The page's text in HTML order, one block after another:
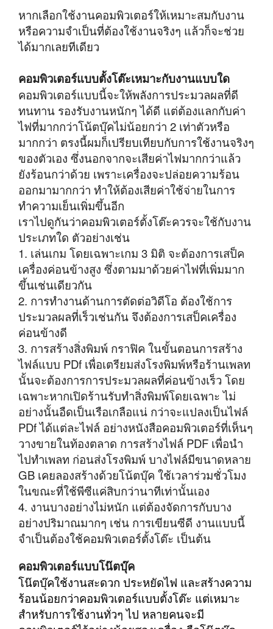
หากเลือกใช้งานคอมพิวเตอร์ให้เหมาะสมกับงาน
หรือความจำเป็นที่ต้องใช้งานจริงๆ แล้วก็จะช่วย
ได้มากเลยทีเดียว
คอมพิวเตอร์แบบตั้งโต๊ะเหมาะกับงานแบบใด
คอมพิวเตอร์แบบนี้จะให้พลังการประมวลผลที่ดี
ทนทาน รองรับงานหนักๆ ได้ดี แต่ต้องแลกกับค่า
ไฟที่มากกว่าโน้ตบุ๊คไม่น้อยกว่า 2 เท่าตัวหรือ
มากกว่า ตรงนี้ผมก็เปรียบเทียบกับการใช้งานจริงๆ
ของตัวเอง ซึ่งนอกจากจะเสียค่าไฟมากกว่าแล้ว
ยังร้อนกว่าด้วย เพราะเครื่องจะปล่อยความร้อน
ออกมามากกว่า ทำให้ต้องเสียค่าใช้จ่ายในการ
ทำความเย็นเพิ่มขึ้นอีก
เราไปดูกันว่าคอมพิวเตอร์ตั้งโต๊ะควรจะใช้กับงาน
ประเภทใด ตัวอย่างเช่น
1. เล่นเกม โดยเฉพาะเกม 3 มิติ จะต้องการเสป็ค
เครื่องค่อนข้างสูง ซึ่งตามมาด้วยค่าไฟที่เพิ่มมาก
ขึ้นเช่นเดียวกัน
2. การทำงานด้านการตัดต่อวิดีโอ ต้องใช้การ
ประมวลผลที่เร็วเช่นกัน จึงต้องการเสป็คเครื่อง
ค่อนข้างดี
3. การสร้างสิ่งพิมพ์ กราฟิค ในขั้นตอนการสร้าง
ไฟล์แบบ PDf เพื่อเตรียมส่งโรงพิมพ์หรือร้านเพลท
นั้นจะต้องการการประมวลผลที่ค่อนข้างเร็ว โดย
เฉพาะหากเปิดร้านรับทำสิ่งพิมพ์โดยเฉพาะ ไม่
อย่างนั้นอืดเป็นเรือเกลือแน่ กว่าจะแปลงเป็นไฟล์
PDf ได้แต่ละไฟล์ อย่างหนังสือคอมพิวเตอร์ที่เห็นๆ
วางขายในท้องตลาด การสร้างไฟล์ PDF เพื่อนำ
ไปทำเพลท ก่อนส่งโรงพิมพ์ บางไฟล์มีขนาดหลาย
GB เคยลองสร้างด้วยโน้ตบุ๊ค ใช้เวลาร่วมชั่วโมง
ในขณะที่ใช้พีซีแค่สิบกว่านาทีเท่านั้นเอง
4. งานบางอย่างไม่หนัก แต่ต้องจัดการกับบาง
อย่างปริมาณมากๆ เช่น การเขียนซีดี งานแบบนี้
จำเป็นต้องใช้คอมพิวเตอร์ตั้งโต๊ะ เป็นต้น
คอมพิวเตอร์แบบโน๊ตบุ๊ค
โน๊ตบุ๊คใช้งานสะดวก ประหยัดไฟ และสร้างความ
ร้อนน้อยกว่าคอมพิวเตอร์แบบตั้งโต๊ะ แต่เหมาะ
สำหรับการใช้งานทั่วๆ ไป หลายคนจะมี